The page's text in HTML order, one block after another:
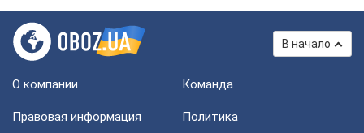
В начало
О компании Команда
Правовая информация
Политика